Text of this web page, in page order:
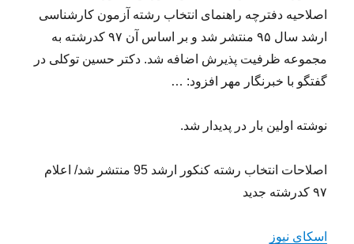
اصلاحیه دفترچه راهنمای انتخاب رشته آزمون کارشناسی
ارشد سال ۹۵ منتشر شد و بر اساس آن ۹۷ کدرشته به
مجموعه ظرفیت پذیرش اضافه شد. دکتر حسین توکلی در
گفتگو با خبرنگار مهر افزود: …
نوشته اولین بار در پدیدار شد.
اصلاحات انتخاب رشته کنکور ارشد 95 منتشر شد/ اعلام
۹۷ کدرشته جدید
اسکای نیوز